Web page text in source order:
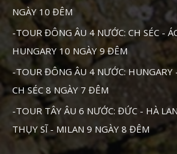
NGÀY 10 ĐÊM
-TOUR ĐÔNG ÂU 4 NƯỚC: CH SÉC -
HUNGARY 10 NGÀY 9 ĐÊM
-TOUR ĐÔNG ÂU 4 NƯỚC: HUNGARY
CH SÉC 8 NGÀY 7 ĐÊM
-TOUR TÂY ÂU 6 NƯỚC: ĐỨC - HÀ
THỤY SĨ - MILAN 9 NGÀY 8 ĐÊM